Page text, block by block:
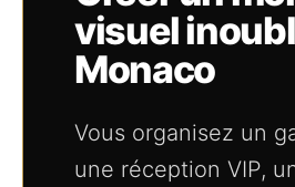
visuel
Monaco
Vous organisez un
une réception VIP,